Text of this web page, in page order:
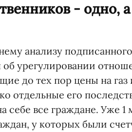
- одно,
анализу
урегулировании
до тех пор цены на
отдельные его
себе все граждане. Уже
у которых были